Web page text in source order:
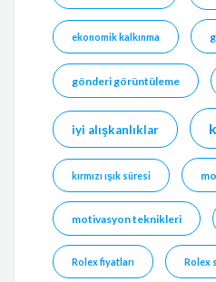
ekonomik kalkınma
gönderi görüntüleme
iyi alışkanlıklar
kırmızı ışık süresi
motivasyon teknikleri
Rolex fiyatları Rolex